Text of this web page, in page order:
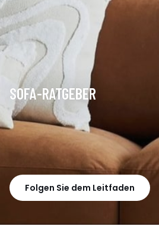
SOFA-RATGEBER
Folgen Sie dem Leitfaden